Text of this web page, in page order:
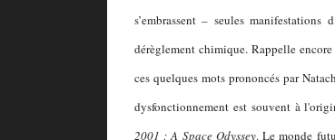
s’embrassent – seules
dérèglement chimique. Rappelle encore
ces quelques mots prononcés par
dysfonctionnement est souvent à
2001 : A Space Odyssey. Le monde